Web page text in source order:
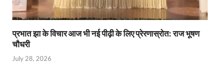
प्रभात झा के विचार आज भी नई पीढ़ी के लिए प्रेरणास्रोत: राज भूषण
चौधरी
July 28, 2026